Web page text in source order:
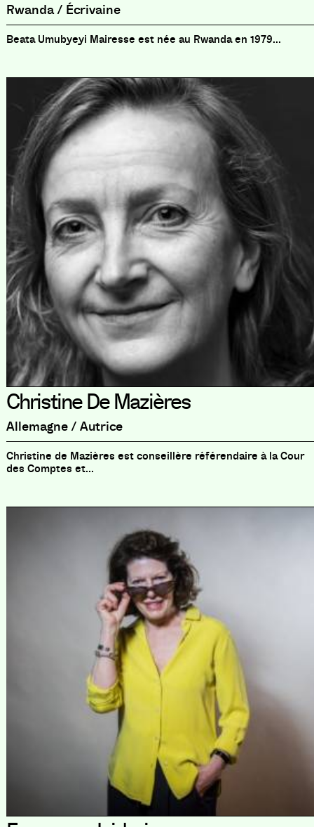
Rwanda / Écrivaine
Beata Umubyeyi Mairesse est née au Rwanda en 1979...
Christine De Mazières
Allemagne / Autrice
Christine de Mazières est conseillère référendaire à la Cour
des Comptes et...